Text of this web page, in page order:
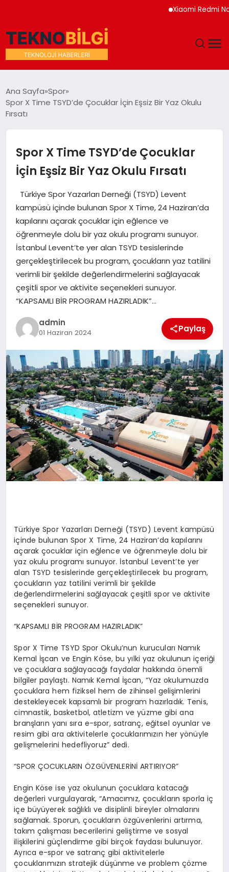
Xiaomi Redmi Note
DÜNYA
EKONOMI
MAGAZIN
SAĞLIK
SIYASET
SPOR
TEKNOLOJI
YAŞAM
Ana Sayfa Spor
Spor X Time TSYD’de Çocuklar İçin Eşsiz Bir Yaz Okulu
Fırsatı
Spor X Time TSYD’de Çocuklar
İçin Eşsiz Bir Yaz Okulu Fırsatı
Türkiye Spor Yazarları Derneği (TSYD) Levent
kampüsü içinde bulunan Spor X Time, 24 Haziran’da
kapılarını açarak çocuklar için eğlence ve
öğrenmeyle dolu bir yaz okulu programı sunuyor.
İstanbul Levent’te yer alan TSYD tesislerinde
gerçekleştirilecek bu program, çocukların yaz tatilini
verimli bir şekilde değerlendirmelerini sağlayacak
çeşitli spor ve aktivite seçenekleri sunuyor.
“KAPSAMLI BİR PROGRAM HAZIRLADIK”…
admin
01 Haziran 2024 Paylaş
Türkiye Spor Yazarları Derneği (TSYD) Levent kampüsü
içinde bulunan Spor X Time, 24 Haziran’da kapılarını
açarak çocuklar için eğlence ve öğrenmeyle dolu bir
yaz okulu programı sunuyor. İstanbul Levent’te yer
alan TSYD tesislerinde gerçekleştirilecek bu program,
çocukların yaz tatilini verimli bir şekilde
değerlendirmelerini sağlayacak çeşitli spor ve aktivite
seçenekleri sunuyor.
“KAPSAMLI BİR PROGRAM HAZIRLADIK”
Spor X Time TSYD Spor Okulu’nun kurucuları Namık
Kemal İşcan ve Engin Köse, bu yılki yaz okulunun içeriği
ve çocuklara sağlayacağı faydalar hakkında önemli
bilgiler paylaştı. Namık Kemal İşcan, “Yaz okulumuzda
çocuklara hem fiziksel hem de zihinsel gelişimlerini
destekleyecek kapsamlı bir program hazırladık. Tenis,
cimnastik, basketbol, atletizm ve yüzme gibi ana
branşların yanı sıra e-spor, satranç, eğitsel oyunlar ve
resim gibi ara aktivitelerle çocuklarımızın her yönüyle
gelişmelerini hedefliyoruz” dedi.
“SPOR ÇOCUKLARIN ÖZGÜVENLERİNİ ARTIRIYOR”
Engin Köse ise yaz okulunun çocuklara katacağı
değerleri vurgulayarak, “Amacımız, çocukların sporla iç
içe büyüyerek sağlıklı ve disiplinli bireyler olmalarını
sağlamak. Sporun, çocukların özgüvenlerini artırma,
takım çalışması becerilerini geliştirme ve sosyal
ilişkilerini güçlendirme gibi birçok faydası bulunuyor.
Ayrıca e-spor ve satranç gibi aktivitelerle
çocuklarımızın stratejik düşünme ve problem çözme